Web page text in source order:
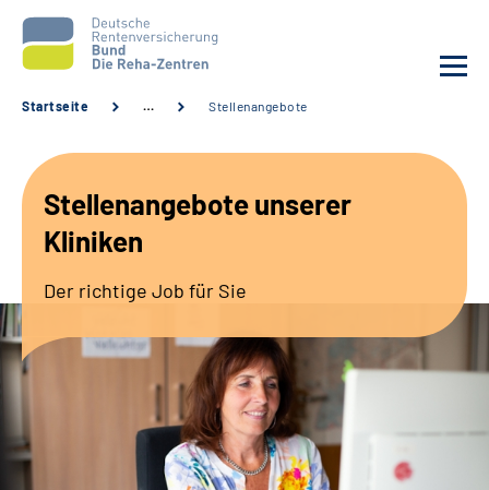
Unsere Kliniken
Sozialdienste & Zuweisende
Erweiterte Suche
Startseite … Stellenangebote
Stellenangebote unserer
Kliniken
Der richtige Job für Sie